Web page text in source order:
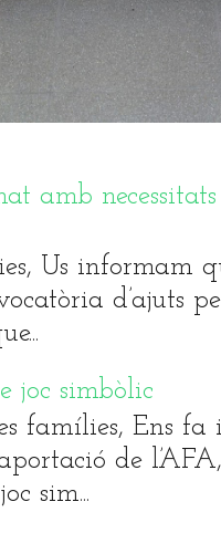
amb
Us informam
d’ajuts
joc simbòlic
famílies, Ens fa
de
sim...